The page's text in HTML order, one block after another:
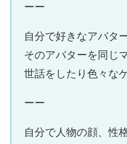
ーー
自分で好きなアバタ
そのアバターを同じ
世話をしたり色々な
ーー
自分で人物の顔、性